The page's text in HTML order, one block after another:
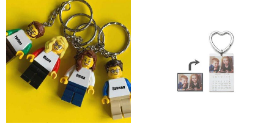
無料となります。（一部離島や遠方へご発送の場合、中継料が
別途加算されます。）
認してから制作となります。大量生産品ではなく、一つ一つ手
でお作りしており、予定作業時間は商品ページに記載しており
ます。そしてご購入の際にお選び頂いた「配送方法」の選択に
よって、お届け日数が異なります。詳細は
配送について
確認ください。.
ご注文の納品書・領収書といった明細書は商品に同梱しており
ません。領収書発行をご希望の場合は、ご注文明細をメールに
てご確認ください。
商品を海外へ直接発送することは可能でしょうか。
はい、対応可能です。海外配送をご希望の場合は、カスタマー
サポートまで詳しい海外配送先情報をお送りください。配送先
の国・地域によって送料が異なります。また、海外配送の際は
受取人様に関税が発生する場合がございます。
返品・交換はできますか？
お客様が商品受け取り後、60日以内の未使用品の返品は可能で
す。受注生産品のため、返品は50%の返品手数料(材料費)が発
生致します。詳細はキャンセル/返品について
注文＆支払いについて
注文後に注文の内容を変更できますか？